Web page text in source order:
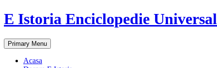
E Istoria Enciclopedie
Search
Primary Menu Skip
to
Acasa